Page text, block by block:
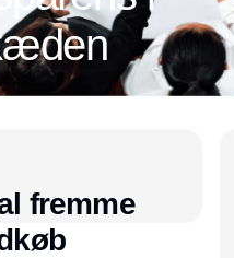
fremme